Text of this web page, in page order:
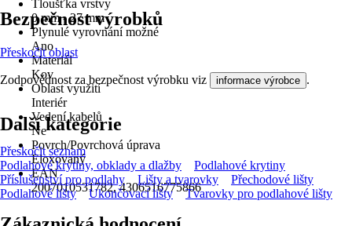
Tloušťka vrstvy
0 mm - 27 mm
Plynulé vyrovnání možné
Ano
Materiál
Kov
Oblast využití
Interiér
Vedení kabelů
Ne
Povrch/Povrchová úprava
Eloxovaný
EAN
2007010531782, 4306516775866
Bezpečnost výrobků
Přeskočit oblast
Zodpovědnost za bezpečnost výrobku viz informace výrobce .
Další kategorie
Přeskočit seznam
Podlahové krytiny, obklady a dlažby
Podlahové krytiny
Příslušenství pro podlahy
Lišty a tvarovky
Přechodové lišty
Podlahové lišty
Ukončovací lišty Tvarovky pro podlahové lišty